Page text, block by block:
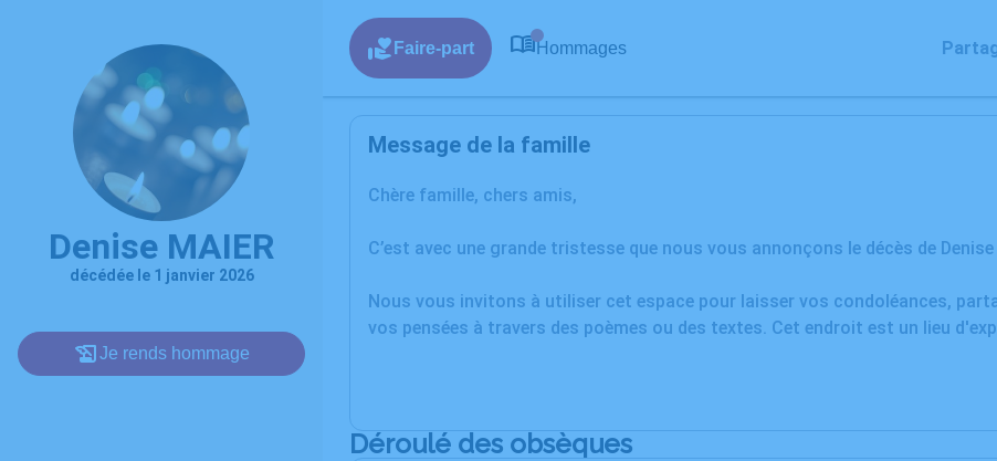
Denise MAIER
décédée le 1 janvier 2026
Je rends hommage
Faire-part Hommages
Message de la famille
Chère famille, chers amis,
C’est avec une grande tristesse que nous vous annonçons le décès de
Nous vous invitons à utiliser cet espace pour laisser vos condoléances,
vos pensées à travers des poèmes ou des textes. Cet endroit est un lieu
Déroulé des obsèques